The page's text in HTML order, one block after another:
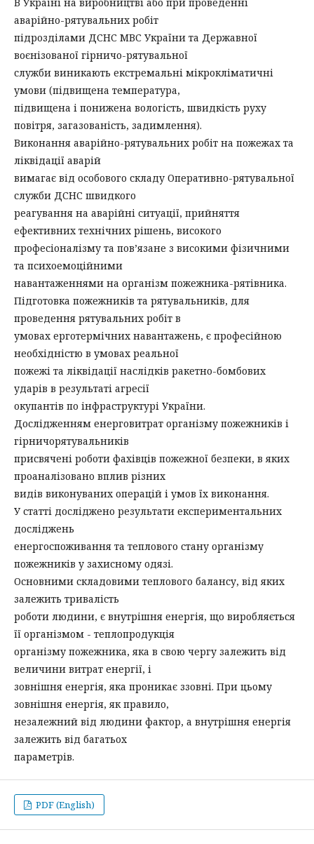
аварійно-рятувальних робіт
підрозділами ДСНС МВС України та Державної
воєнізованої гірничо-рятувальної
служби виникають екстремальні мікрокліматичні
умови (підвищена температура,
підвищена і понижена вологість, швидкість руху
повітря, загазованість, задимлення).
Виконання аварійно-рятувальних робіт на пожежах та
ліквідації аварій
вимагає від особового складу Оперативно-рятувальної
служби ДСНС швидкого
реагування на аварійні ситуації, прийняття
ефективних технічних рішень, високого
професіоналізму та пов’язане з високими фізичними
та психоемоційними
навантаженнями на організм пожежника-рятівника.
Підготовка пожежників та рятувальників, для
проведення рятувальних робіт в
умовах ерготермічних навантажень, є професійною
необхідністю в умовах реальної
пожежі та ліквідації наслідків ракетно-бомбових
ударів в результаті агресії
окупантів по інфраструктурі України.
Дослідженням енерговитрат організму пожежників і
гірничорятувальників
присвячені роботи фахівців пожежної безпеки, в яких
проаналізовано вплив різних
видів виконуваних операцій і умов їх виконання.
У статті досліджено результати експериментальних
досліджень
енергоспоживання та теплового стану організму
пожежників у захисному одязі.
Основними складовими теплового балансу, від яких
залежить тривалість
роботи людини, є внутрішня енергія, що виробляється
її організмом - теплопродукція
організму пожежника, яка в свою чергу залежить від
величини витрат енергії, і
зовнішня енергія, яка проникає ззовні. При цьому
зовнішня енергія, як правило,
незалежний від людини фактор, а внутрішня енергія
залежить від багатьох
параметрів.
PDF (English)